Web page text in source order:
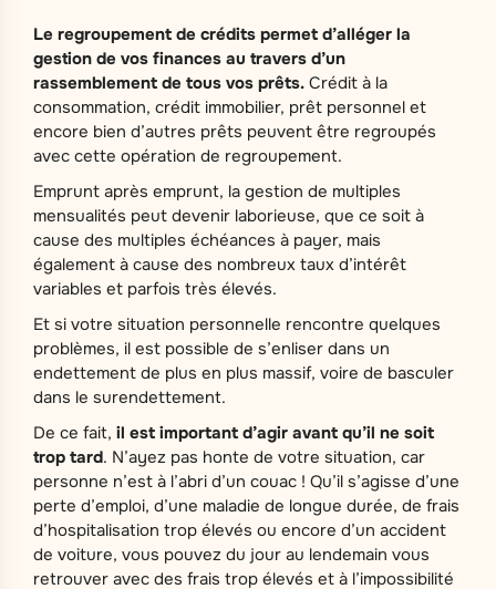
Le regroupement de crédits permet d’alléger la
gestion de vos finances au travers d’un
rassemblement de tous vos prêts. Crédit à la
consommation, crédit immobilier, prêt personnel et
encore bien d’autres prêts peuvent être regroupés
avec cette opération de regroupement.
Emprunt après emprunt, la gestion de multiples
mensualités peut devenir laborieuse, que ce soit à
cause des multiples échéances à payer, mais
également à cause des nombreux taux d’intérêt
variables et parfois très élevés.
Et si votre situation personnelle rencontre quelques
problèmes, il est possible de s’enliser dans un
endettement de plus en plus massif, voire de basculer
dans le surendettement.
De ce fait, il est important d’agir avant qu’il ne soit
trop tard. N’ayez pas honte de votre situation, car
personne n’est à l’abri d’un couac ! Qu’il s’agisse d’une
perte d’emploi, d’une maladie de longue durée, de frais
d’hospitalisation trop élevés ou encore d’un accident
de voiture, vous pouvez du jour au lendemain vous
retrouver avec des frais trop élevés et à l’impossibilité